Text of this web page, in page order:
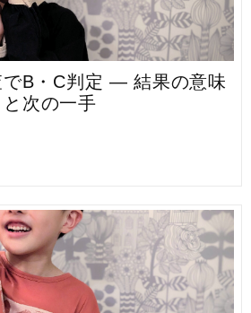
でB・C判定 — 結果の意味
と次の一手